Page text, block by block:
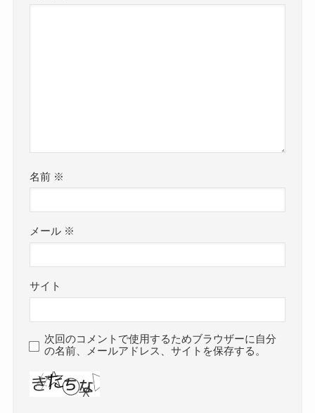
名前 ※
メール ※
サイト
次回のコメントで使用するためブラウザーに自分
の名前、メールアドレス、サイトを保存する。